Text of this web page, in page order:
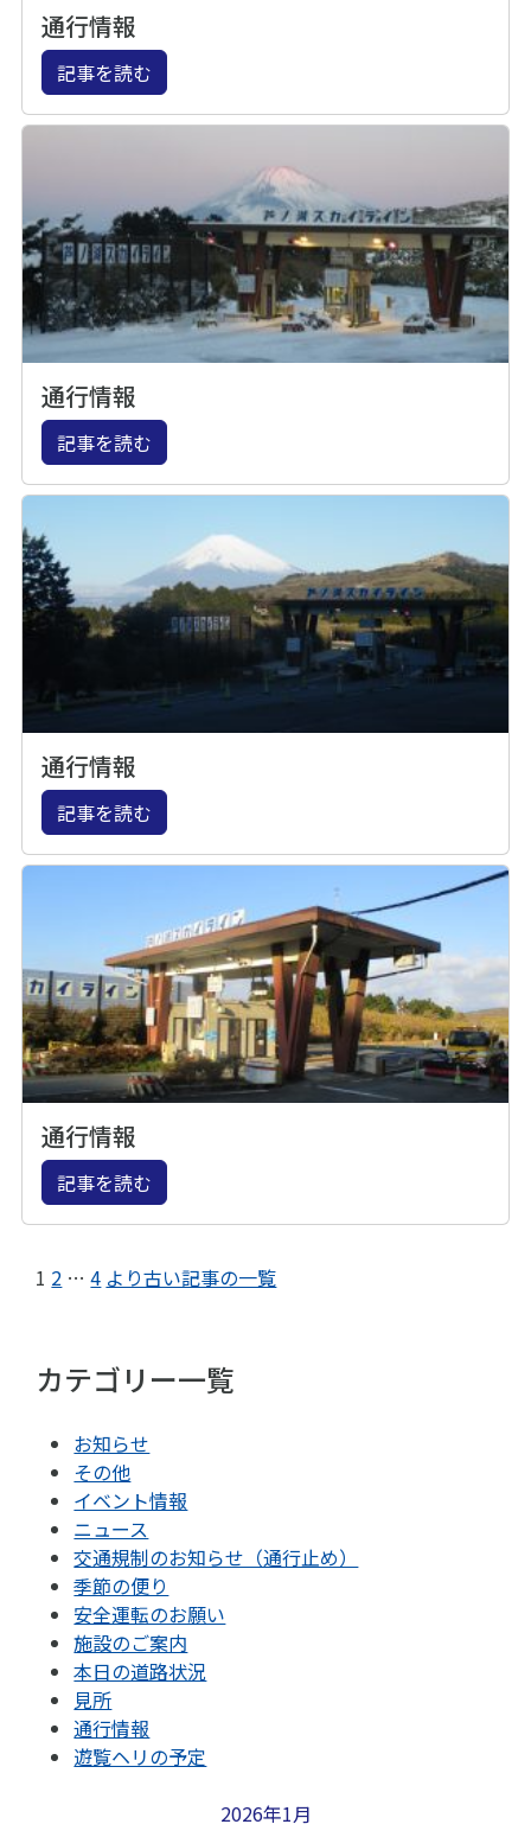
通行情報
記事を読む
通行情報
記事を読む
通行情報
記事を読む
通行情報
記事を読む
1 2 … 4 より古い記事の一覧
カテゴリー一覧
お知らせ
その他
イベント情報
ニュース
交通規制のお知らせ（通行止め）
季節の便り
安全運転のお願い
施設のご案内
本日の道路状況
見所
通行情報
遊覧ヘリの予定
2026年1月